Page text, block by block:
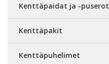
Kenttäpaidat ja -puserot
Kenttäpakit
Kenttäpuhelimet